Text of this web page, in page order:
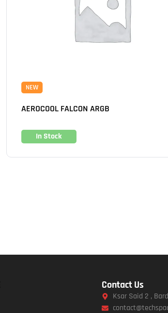
NEW
AEROCOOL FALCON ARGB
In Stock
Contact Us
Ksar Said 2 ,